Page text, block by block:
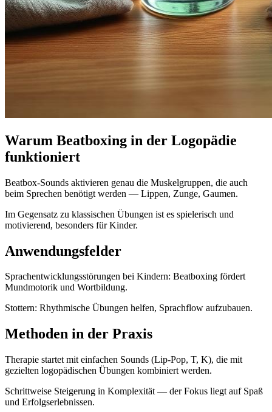
Warum Beatboxing in der Logopädie
funktioniert
Beatbox-Sounds aktivieren genau die Muskelgruppen, die auch
beim Sprechen benötigt werden — Lippen, Zunge, Gaumen.
Im Gegensatz zu klassischen Übungen ist es spielerisch und
motivierend, besonders für Kinder.
Anwendungsfelder
Sprachentwicklungsstörungen bei Kindern: Beatboxing fördert
Mundmotorik und Wortbildung.
Stottern: Rhythmische Übungen helfen, Sprachflow aufzubauen.
Methoden in der Praxis
Therapie startet mit einfachen Sounds (Lip-Pop, T, K), die mit
gezielten logopädischen Übungen kombiniert werden.
Schrittweise Steigerung in Komplexität — der Fokus liegt auf Spaß
und Erfolgserlebnissen.